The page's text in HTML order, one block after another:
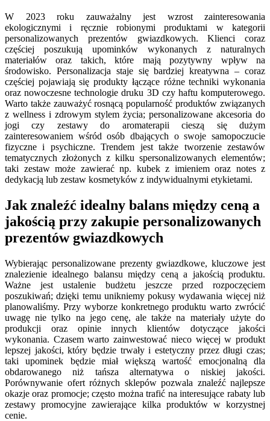
W 2023 roku zauważalny jest wzrost zainteresowania
ekologicznymi i ręcznie robionymi produktami w kategorii
personalizowanych prezentów gwiazdkowych. Klienci coraz
częściej poszukują upominków wykonanych z naturalnych
materiałów oraz takich, które mają pozytywny wpływ na
środowisko. Personalizacja staje się bardziej kreatywna – coraz
częściej pojawiają się produkty łączące różne techniki wykonania
oraz nowoczesne technologie druku 3D czy haftu komputerowego.
Warto także zauważyć rosnącą popularność produktów związanych
z wellness i zdrowym stylem życia; personalizowane akcesoria do
jogi czy zestawy do aromaterapii cieszą się dużym
zainteresowaniem wśród osób dbających o swoje samopoczucie
fizyczne i psychiczne. Trendem jest także tworzenie zestawów
tematycznych złożonych z kilku spersonalizowanych elementów;
taki zestaw może zawierać np. kubek z imieniem oraz notes z
dedykacją lub zestaw kosmetyków z indywidualnymi etykietami.
Jak znaleźć idealny balans między ceną a
jakością przy zakupie personalizowanych
prezentów gwiazdkowych
Wybierając personalizowane prezenty gwiazdkowe, kluczowe jest
znalezienie idealnego balansu między ceną a jakością produktu.
Ważne jest ustalenie budżetu jeszcze przed rozpoczęciem
poszukiwań; dzięki temu unikniemy pokusy wydawania więcej niż
planowaliśmy. Przy wyborze konkretnego produktu warto zwrócić
uwagę nie tylko na jego cenę, ale także na materiały użyte do
produkcji oraz opinie innych klientów dotyczące jakości
wykonania. Czasem warto zainwestować nieco więcej w produkt
lepszej jakości, który będzie trwały i estetyczny przez długi czas;
taki upominek będzie miał większą wartość emocjonalną dla
obdarowanego niż tańsza alternatywa o niskiej jakości.
Porównywanie ofert różnych sklepów pozwala znaleźć najlepsze
okazje oraz promocje; często można trafić na interesujące rabaty lub
zestawy promocyjne zawierające kilka produktów w korzystnej
cenie.